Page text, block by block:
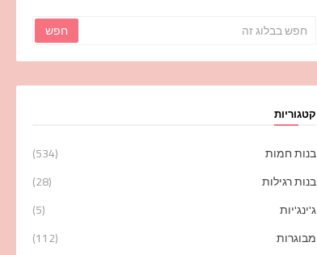
קטגוריות
בנות חמות
(534)
בנות רגילות
(28)
ג'ינג'יות
(5)
מבוגרות
(112)